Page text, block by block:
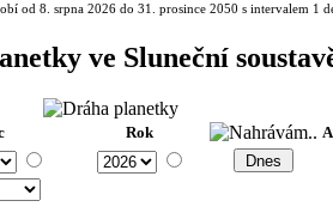
od 8. srpna 2026 do 31. prosince 2050 s intervalem 1
ve Sluneční
Rok